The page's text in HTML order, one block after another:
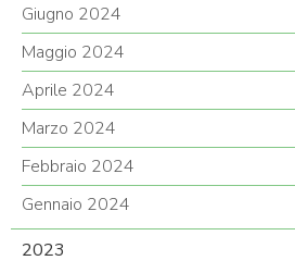
Giugno 2024
Maggio 2024
Aprile 2024
Marzo 2024
Febbraio 2024
Gennaio 2024
2023